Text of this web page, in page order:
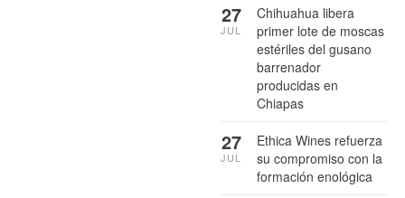
Chihuahua libera
primer lote de moscas
estériles del gusano
barrenador
producidas en
Chiapas
27
JUL
Ethica Wines refuerza
su compromiso con la
formación enológica
27
JUL